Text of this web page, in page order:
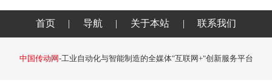
首页 | 导航 | 关于本站 | 联系我们
中国传动网-工业自动化与智能制造的全媒体"互联网+"创新服务平台